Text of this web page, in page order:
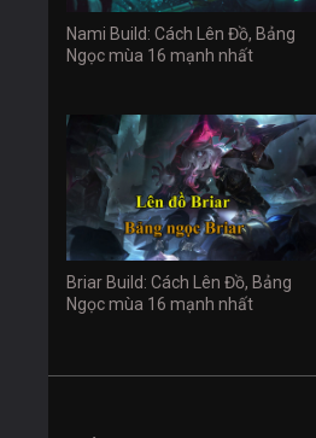
Nami Build: Cách Lên Đồ, Bảng
Ngọc mùa 16 mạnh nhất
Briar Build: Cách Lên Đồ, Bảng
Ngọc mùa 16 mạnh nhất